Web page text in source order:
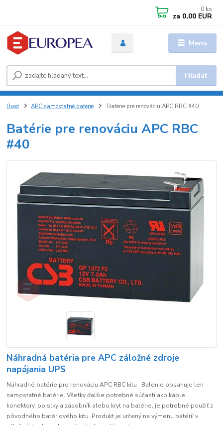
Menu
Hľadať
0 ks
za 0,00 EUR
Úvod APC samostatné batérie Batérie pre renováciu APC RBC #40
Batérie pre renováciu APC RBC
#40
Náhradná batéria pre APC záložné zdroje
napájania UPS
Náhradné batérie pre renováciu APC RBC kitu Balenie obsahuje len
samostatné batérie. Všetky ďalšie potrebné súčasti ako káble,
konektory, poistky a zásobník alebo kryt na batérie, je potrebné použiť z
pôvodného batériového kitu. Produkt je určený na výmenu batérií v